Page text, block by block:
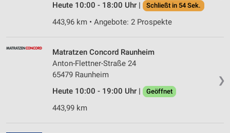
Heute 10:00 - 18:00 Uhr |
Schließt in 54 Sek.
443,96 km • Angebote: 2 Prospekte
❯
Matratzen Concord Raunheim
Anton-Flettner-Straße 24
65479 Raunheim
Heute 10:00 - 19:00 Uhr |
Geöffnet
443,99 km